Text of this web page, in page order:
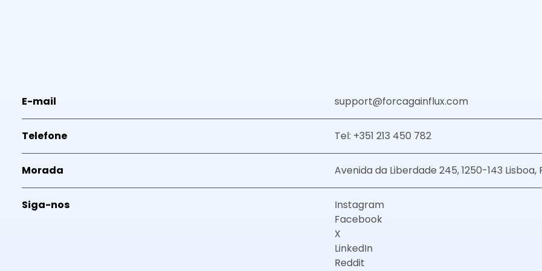
E-mail support@forcagainflux.com
Telefone Tel: +351 213 450 782
Morada Avenida da Liberdade 245, 1250-143 Lisboa,
Siga-nos
Instagram
Facebook
X
LinkedIn
Reddit